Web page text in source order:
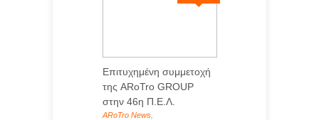
Επιτυχημένη συμμετοχή
της ARoTro GROUP
στην 46η Π.Ε.Λ.
ARoTro News